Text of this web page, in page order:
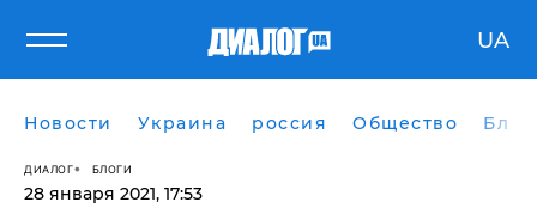
UA
Новости Украина россия Общество
ДИАЛОГ БЛОГИ
28 января 2021, 17:53